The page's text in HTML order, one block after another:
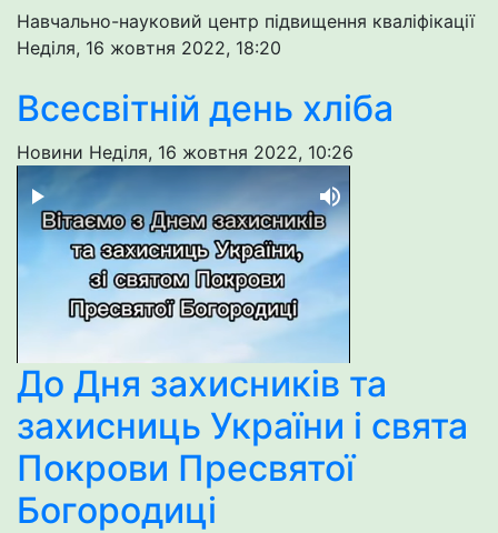
Навчально-науковий центр підвищення кваліфікації
Неділя, 16 жовтня 2022, 18:20
Всесвітній день хліба
Новини Неділя, 16 жовтня 2022, 10:26
До Дня захисників та
захисниць України і свята
Покрови Пресвятої
Богородиці